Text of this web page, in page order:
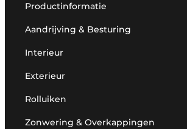
Productinformatie
Aandrijving & Besturing
Interieur
Exterieur
Rolluiken
Zonwering & Overkappingen